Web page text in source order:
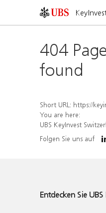
404
found
Short URL: https://keyinvest-
You are here:
UBS KeyInvest
Folgen Sie uns auf
Entdecken Sie UBS